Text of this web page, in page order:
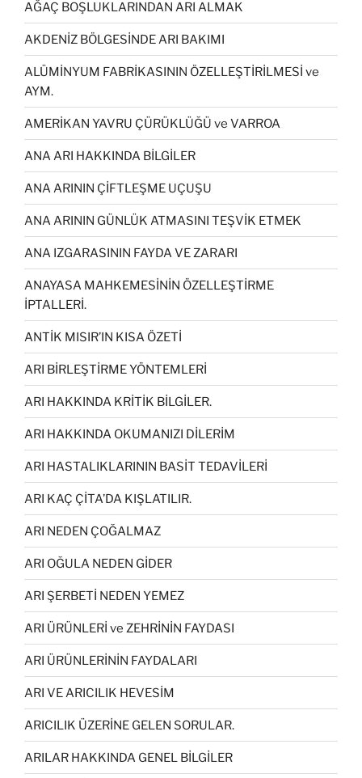
AĞAÇ BOŞLUKLARINDAN ARI ALMAK
AKDENİZ BÖLGESİNDE ARI BAKIMI
ALÜMİNYUM FABRİKASININ ÖZELLEŞTİRİLMESİ ve
AYM.
AMERİKAN YAVRU ÇÜRÜKLÜĞÜ ve VARROA
ANA ARI HAKKINDA BİLGİLER
ANA ARININ ÇİFTLEŞME UÇUŞU
ANA ARININ GÜNLÜK ATMASINI TEŞVİK ETMEK
ANA IZGARASININ FAYDA VE ZARARI
ANAYASA MAHKEMESİNİN ÖZELLEŞTİRME
İPTALLERİ.
ANTİK MISIR’IN KISA ÖZETİ
ARI BİRLEŞTİRME YÖNTEMLERİ
ARI HAKKINDA KRİTİK BİLGİLER.
ARI HAKKINDA OKUMANIZI DİLERİM
ARI HASTALIKLARININ BASİT TEDAVİLERİ
ARI KAÇ ÇİTA’DA KIŞLATILIR.
ARI NEDEN ÇOĞALMAZ
ARI OĞULA NEDEN GİDER
ARI ŞERBETİ NEDEN YEMEZ
ARI ÜRÜNLERİ ve ZEHRİNİN FAYDASI
ARI ÜRÜNLERİNİN FAYDALARI
ARI VE ARICILIK HEVESİM
ARICILIK ÜZERİNE GELEN SORULAR.
ARILAR HAKKINDA GENEL BİLGİLER